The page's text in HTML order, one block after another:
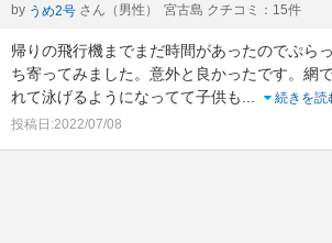
by うめ2号 さん（男性） 宮古島 クチコミ：15件
帰りの飛行機までまだ時間があったのでぷら
ち寄ってみました。意外と良かったです。網
れて泳げるようになってて子供も...
続きを読
投稿日:2022/07/08